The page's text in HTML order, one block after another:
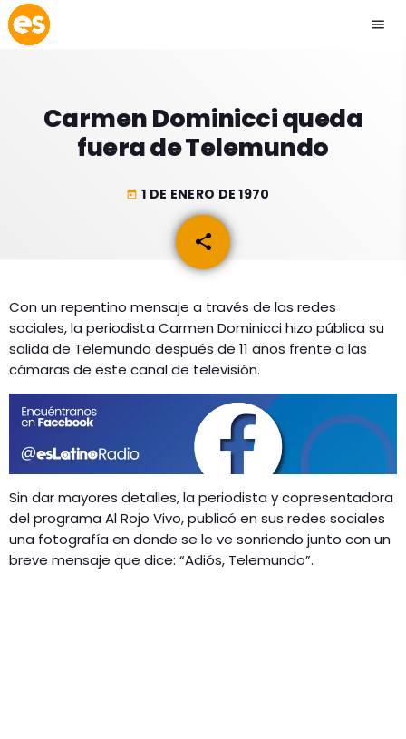
menu
play_arrow EMISIÓN LA PAZ
ESLATINO NEWS
ACTUALIDAD
ESPECTÁCULOS
GEEKERS
ENTRETENIMIENTO
LOS + TOP
PROGRAMACIÓN
INICIO
RADIO SPLENDID
CONTACTO
Carmen Dominicci queda
fuera de Telemundo
today 1 DE ENERO DE 1970
share
email
Con un repentino mensaje a través de las redes
sociales, la periodista Carmen Dominicci hizo pública su
salida de Telemundo después de 11 años frente a las
cámaras de este canal de televisión.
Sin dar mayores detalles, la periodista y copresentadora
del programa Al Rojo Vivo, publicó en sus redes sociales
una fotografía en donde se le ve sonriendo junto con un
breve mensaje que dice: “Adiós, Telemundo”.